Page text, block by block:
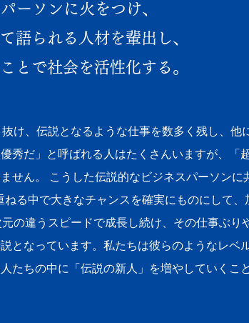
ーソンに火をつけ、
語られる人材を輩出し、
とで社会を活性化する。
け、伝説となるような仕事を数多く残し、他
秀だ」と呼ばれる人はたくさんいますが、「
せん。 こうした伝説的なビジネスパーソンに
る中で大きなチャンスを確実にものにして、
の違うスピードで成長し続け、その仕事ぶり
となっています。私たちは彼らのようなレベ
たちの中に「伝説の新人」を増やしていくこ